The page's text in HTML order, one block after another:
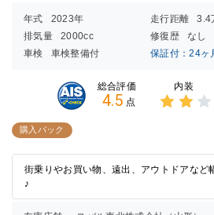
年式 2023年 走行距離
3.4
排気量
2000cc 修復歴
なし
車検
車検整備付 保証付：24ヶ
総合評価
4.5 点
内装
購入パック
街乗りやお買い物、遠出、アウトドアなど
♪